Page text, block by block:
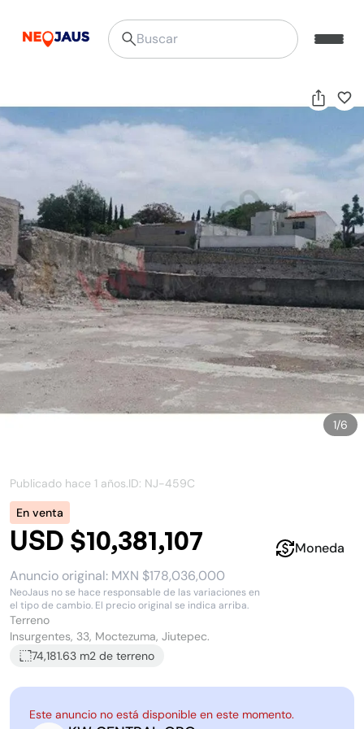
1/6
Publicado hace 1 años.ID: NJ-459C
En venta
USD $10,381,107
Anuncio original: MXN $178,036,000
NeoJaus no se hace responsable de las variaciones en
el tipo de cambio. El precio original se indica arriba.
Moneda
Terreno
Insurgentes, 33, Moctezuma, Jiutepec.
74,181.63 m2 de terreno
Este anuncio no está disponible en este momento.